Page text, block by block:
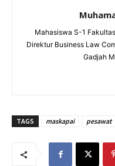
Mahasiswa S-1
Direktur Business Law
Gadjah
TAGS maskapai pesawat